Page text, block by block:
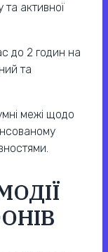
та активної
до 2 годин на
та
межі щодо